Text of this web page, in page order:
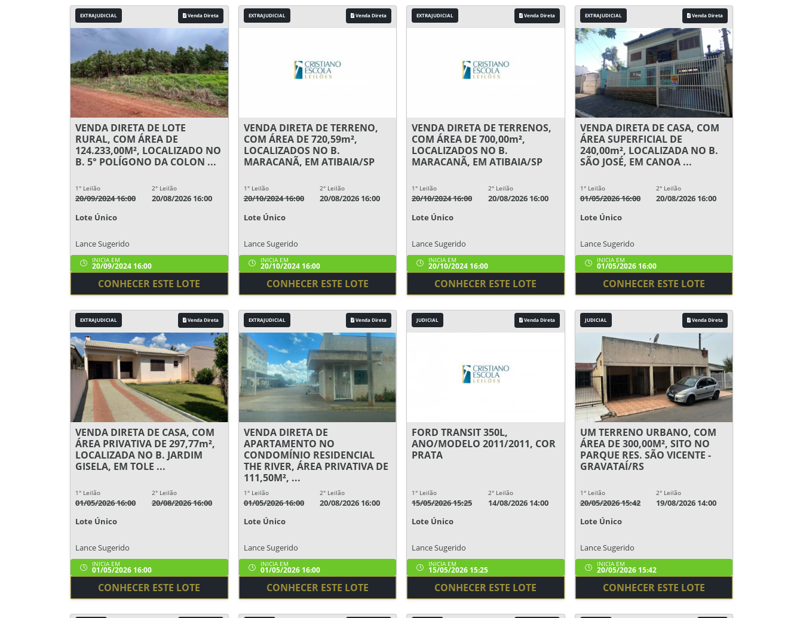
EXTRAJUDICIAL Venda Direta
VENDA DIRETA DE LOTE
RURAL, COM ÁREA DE
124.233,00M², LOCALIZADO NO
B. 5° POLÍGONO DA COLON ...
1° Leilão
20/09/2024 16:00
2° Leilão
20/08/2026 16:00
Lote Único
Lance Sugerido
INICIA EM
20/09/2024 16:00
CONHECER ESTE LOTE
EXTRAJUDICIAL Venda Direta
VENDA DIRETA DE TERRENO,
COM ÁREA DE 720,59m²,
LOCALIZADOS NO B.
MARACANÃ, EM ATIBAIA/SP
1° Leilão
20/10/2024 16:00
2° Leilão
20/08/2026 16:00
Lote Único
Lance Sugerido
INICIA EM
20/10/2024 16:00
CONHECER ESTE LOTE
EXTRAJUDICIAL Venda Direta
VENDA DIRETA DE TERRENOS,
COM ÁREA DE 700,00m²,
LOCALIZADOS NO B.
MARACANÃ, EM ATIBAIA/SP
1° Leilão
20/10/2024 16:00
2° Leilão
20/08/2026 16:00
Lote Único
Lance Sugerido
INICIA EM
20/10/2024 16:00
CONHECER ESTE LOTE
EXTRAJUDICIAL Venda Direta
VENDA DIRETA DE CASA, COM
ÁREA SUPERFICIAL DE
240,00m², LOCALIZADA NO B.
SÃO JOSÉ, EM CANOA ...
1° Leilão
01/05/2026 16:00
2° Leilão
20/08/2026 16:00
Lote Único
Lance Sugerido
INICIA EM
01/05/2026 16:00
CONHECER ESTE LOTE
EXTRAJUDICIAL Venda Direta
VENDA DIRETA DE CASA, COM
ÁREA PRIVATIVA DE 297,77m²,
LOCALIZADA NO B. JARDIM
GISELA, EM TOLE ...
1° Leilão
01/05/2026 16:00
2° Leilão
20/08/2026 16:00
Lote Único
Lance Sugerido
INICIA EM
01/05/2026 16:00
CONHECER ESTE LOTE
EXTRAJUDICIAL Venda Direta
VENDA DIRETA DE
APARTAMENTO NO
CONDOMÍNIO RESIDENCIAL
THE RIVER, ÁREA PRIVATIVA DE
111,50M², ...
1° Leilão
01/05/2026 16:00
2° Leilão
20/08/2026 16:00
Lote Único
Lance Sugerido
INICIA EM
01/05/2026 16:00
CONHECER ESTE LOTE
JUDICIAL Venda Direta
FORD TRANSIT 350L,
ANO/MODELO 2011/2011, COR
PRATA
1° Leilão
15/05/2026 15:25
2° Leilão
14/08/2026 14:00
Lote Único
Lance Sugerido
INICIA EM
15/05/2026 15:25
CONHECER ESTE LOTE
JUDICIAL Venda Direta
UM TERRENO URBANO, COM
ÁREA DE 300,00M², SITO NO
PARQUE RES. SÃO VICENTE -
GRAVATAÍ/RS
1° Leilão
20/05/2026 15:42
2° Leilão
19/08/2026 14:00
Lote Único
Lance Sugerido
INICIA EM
20/05/2026 15:42
CONHECER ESTE LOTE